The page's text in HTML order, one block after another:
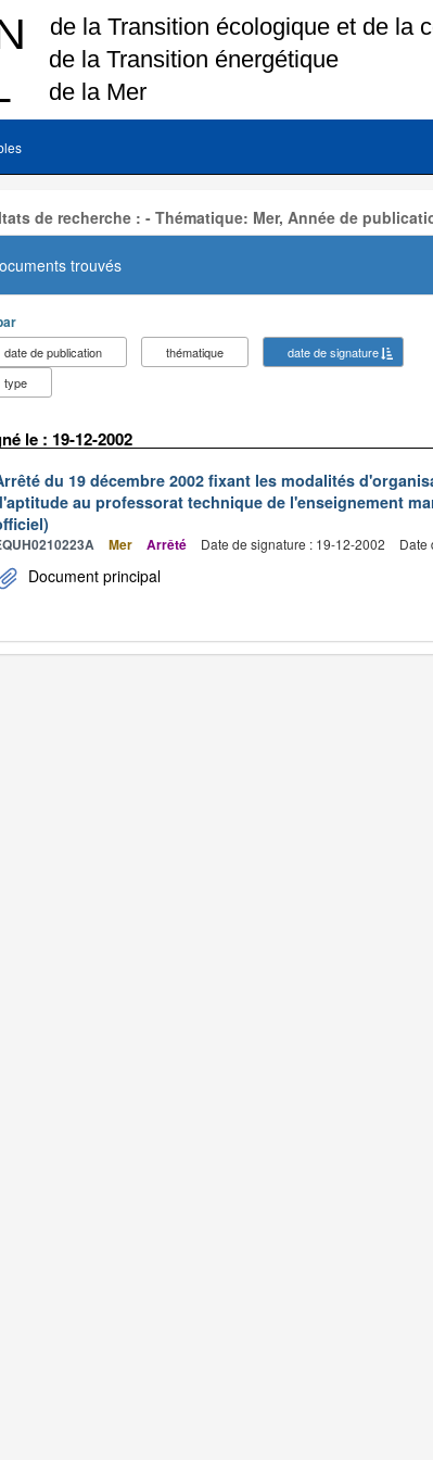
de recherche : - Thématique: Mer, Année de
trouvés
date de publication thématique
date de signature
type
le : 19-12-2002
du 19 décembre 2002 fixant les modalités
au professorat technique de l'enseignement
Mer Arrêté Date de signature : 19-12-2002 Date
Document principal